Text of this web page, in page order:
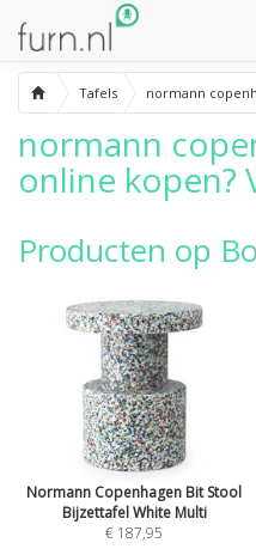
Tafels normann
normann
online kopen?
Producten op
Normann Copenhagen Bit Stool
Bijzettafel White Multi
€ 187,95